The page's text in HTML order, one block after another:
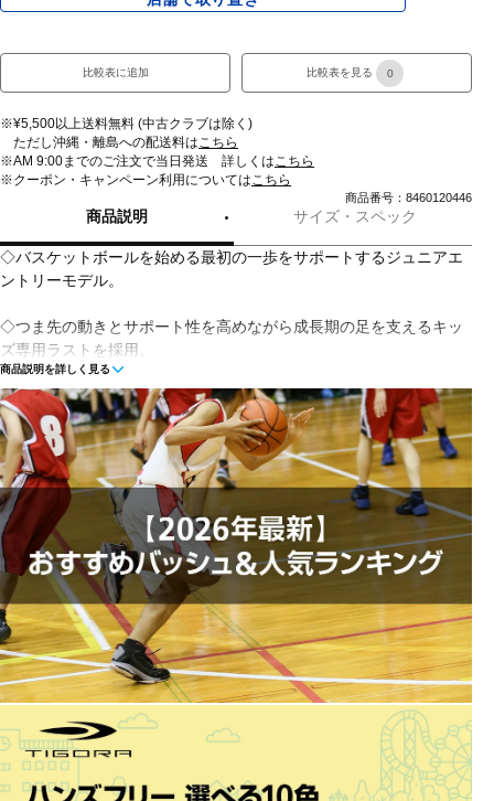
比較表に追加 比較表を見る 0
※¥5,500以上送料無料 (中古クラブは除く)
ただし沖縄・離島への配送料はこちら
※AM 9:00までのご注文で当日発送 詳しくはこちら
※クーポン・キャンペーン利用についてはこちら
商品番号：8460120446
商品説明 サイズ・スペック
◇バスケットボールを始める最初の一歩をサポートするジュニアエ
ントリーモデル。
◇つま先の動きとサポート性を高めながら成長期の足を支えるキッ
ズ専用ラストを採用。
◇ミッドソールには自然な体重移動を促す構造と前足部の屈曲性を
高める屈曲溝を配置し、筋力の発達していないジュニアの動きをサ
ポート。
◇足首周りの内側は厚手のスポンジを採用、外側にはサポートパー
ツを搭載することで足首のフィット性と安定性を追求。
■カラー(メーカー表記):
ペールブルー(402:PALE BLUE/COOL MIST)
■生産国:カンボジア
■2026年モデル
※ブランドやシリーズによっては甲高や幅等小さめに作られている
ことがあります。あくまで目安としてご判断ください。
■メーカー型番：1064A019
商品説明を詳しく見る